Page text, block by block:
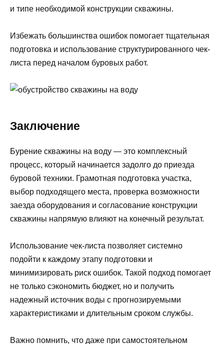
и типе необходимой конструкции скважины.
Избежать большинства ошибок помогает тщательная
подготовка и использование структурированного чек-
листа перед началом буровых работ.
Заключение
Бурение скважины на воду — это комплексный
процесс, который начинается задолго до приезда
буровой техники. Грамотная подготовка участка,
выбор подходящего места, проверка возможности
заезда оборудования и согласование конструкции
скважины напрямую влияют на конечный результат.
Использование чек-листа позволяет системно
подойти к каждому этапу подготовки и
минимизировать риск ошибок. Такой подход помогает
не только сэкономить бюджет, но и получить
надежный источник воды с прогнозируемыми
характеристиками и длительным сроком службы.
Важно помнить, что даже при самостоятельном